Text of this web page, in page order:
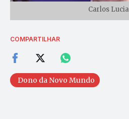
Carlos
COMPARTILHAR
Dono da Novo Mundo